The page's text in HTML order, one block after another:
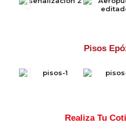
Pisos
Realiza Tu